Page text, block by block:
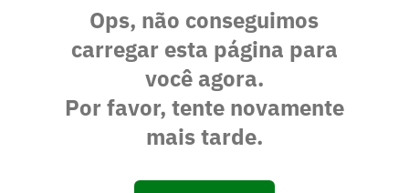
Ops, não conseguimos
carregar esta página para
você agora.
Por favor, tente novamente
mais tarde.